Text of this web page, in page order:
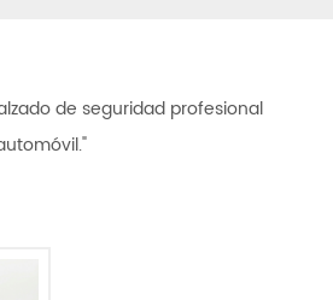
de seguridad profesional